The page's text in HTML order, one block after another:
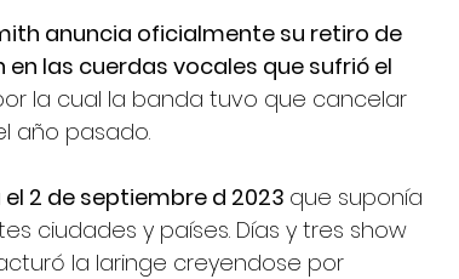
anuncia oficialmente su retiro de
las cuerdas vocales que sufrió el
la cual la banda tuvo que cancelar
año pasado.
el 2 de septiembre d 2023 que suponía
ciudades y países. Días y tres show
la laringe creyendose por